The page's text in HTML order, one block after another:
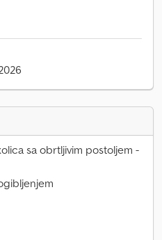
sa obrtljivim postoljem -